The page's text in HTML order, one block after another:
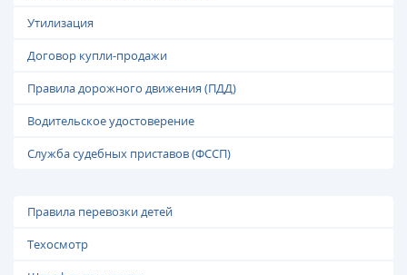
Утилизация
Договор купли-продажи
Правила дорожного движения (ПДД)
Водительское удостоверение
Служба судебных приставов (ФССП)
Правила перевозки детей
Техосмотр